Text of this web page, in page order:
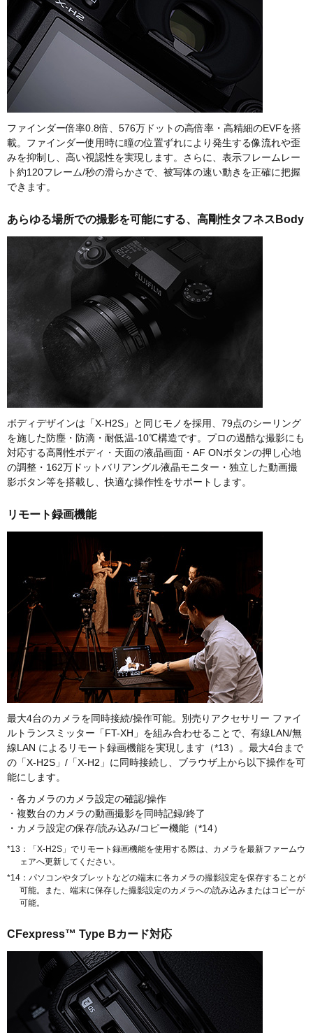
ファインダー倍率0.8倍、576万ドットの高倍率・高精細のEVFを搭
載。ファインダー使用時に瞳の位置ずれにより発生する像流れや歪
みを抑制し、高い視認性を実現します。さらに、表示フレームレー
ト約120フレーム/秒の滑らかさで、被写体の速い動きを正確に把握
できます。
あらゆる場所での撮影を可能にする、高剛性タフネスBody
ボディデザインは「X-H2S」と同じモノを採用、79点のシーリング
を施した防塵・防滴・耐低温-10℃構造です。プロの過酷な撮影にも
対応する高剛性ボディ・天面の液晶画面・AF ONボタンの押し心地
の調整・162万ドットバリアングル液晶モニター・独立した動画撮
影ボタン等を搭載し、快適な操作性をサポートします。
リモート録画機能
最大4台のカメラを同時接続/操作可能。別売りアクセサリー ファイ
ルトランスミッター「FT-XH」を組み合わせることで、有線LAN/無
線LAN によるリモート録画機能を実現します（*13）。最大4台まで
の「X-H2S」/「X-H2」に同時接続し、ブラウザ上から以下操作を可
能にします。
・各カメラのカメラ設定の確認/操作
・複数台のカメラの動画撮影を同時記録/終了
・カメラ設定の保存/読み込み/コピー機能（*14）
*13：「X-H2S」でリモート録画機能を使用する際は、カメラを最新ファームウ
ェアへ更新してください。
*14：パソコンやタブレットなどの端末に各カメラの撮影設定を保存することが
可能。また、端末に保存した撮影設定のカメラへの読み込みまたはコピーが
可能。
CFexpress™ Type Bカード対応